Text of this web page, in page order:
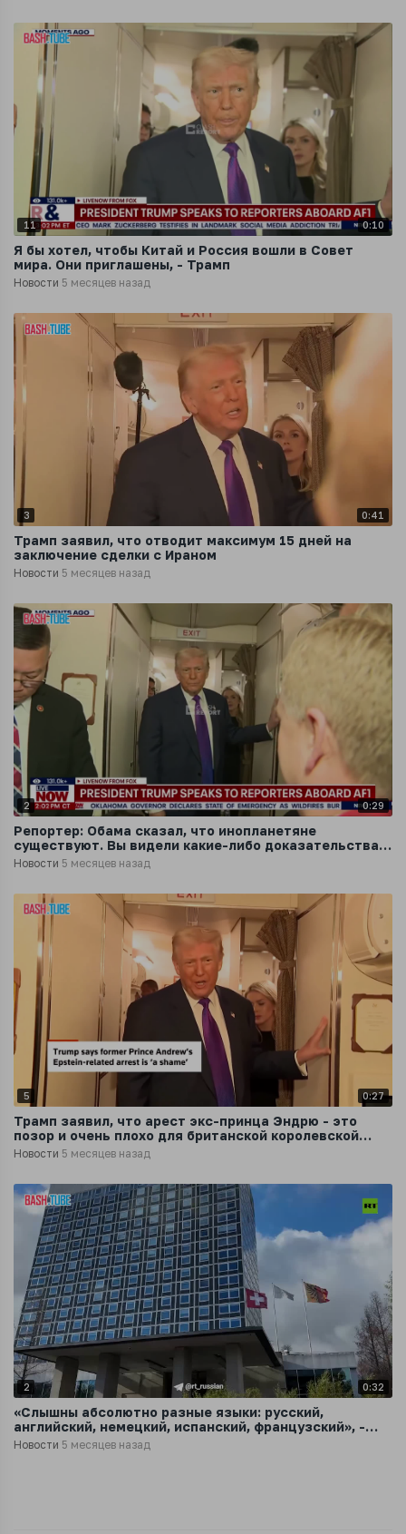
11 0:10
Я бы хотел, чтобы Китай и Россия вошли в Совет
мира. Они приглашены, - Трамп
Новости 5 месяцев назад
3 0:41
Трамп заявил, что отводит максимум 15 дней на
заключение сделки с Ираном
Новости 5 месяцев назад
2 0:29
Репортер: Обама сказал, что инопланетяне
существуют. Вы видели какие-либо доказательства
посещения Земли внеземными гостями
Новости 5 месяцев назад
5 0:27
Трамп заявил, что арест экс-принца Эндрю - это
позор и очень плохо для британской королевской
семьи
Новости 5 месяцев назад
2 0:32
«Слышны абсолютно разные языки: русский,
английский, немецкий, испанский, французский», -
корр RT Иван Медведев
Новости 5 месяцев назад